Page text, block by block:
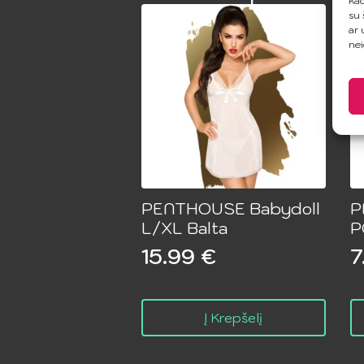
su
ar
PENTHOUSE Babydoll
L/XL Balta
15.99 €
Į Krepšelį